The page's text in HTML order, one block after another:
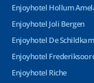
Enjoyhotel Hollum
Enjoyhotel Joli Bergen
Enjoyhotel De
Enjoyhotel
Enjoyhotel Riche